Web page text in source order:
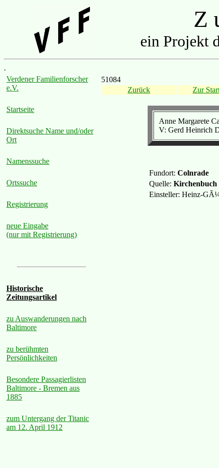
Z
ein Projekt
.
Verdener Familienforscher
e.V.
Startseite
Direktsuche Name und/oder
Ort
Namenssuche
Ortssuche
Registrierung
neue Eingabe
(nur mit Registrierung)
Historische
Zeitungsartikel
zu Auswanderungen nach
Baltimore
zu berühmten
Persönlichkeiten
Besondere Passagierlisten
Baltimore - Bremen aus
1885
zum Untergang der Titanic
am 12. April 1912
51084
Zurück
Zur
Anne Margarete
V: Gerd Heinrich
Fundort: Colnrade
Quelle: Kirchenbuch
Einsteller: Heinz-